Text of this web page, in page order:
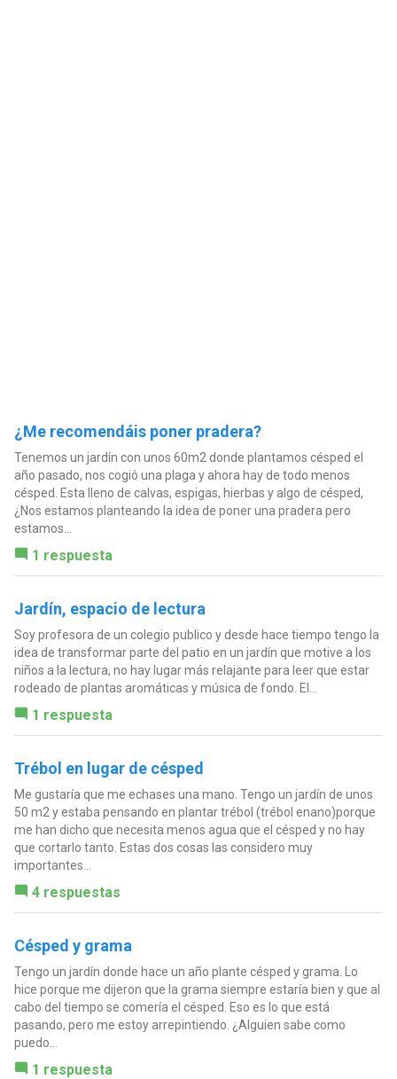
¿Me recomendáis poner pradera?
Tenemos un jardín con unos 60m2 donde plantamos césped el
año pasado, nos cogió una plaga y ahora hay de todo menos
césped. Esta lleno de calvas, espigas, hierbas y algo de césped,
¿Nos estamos planteando la idea de poner una pradera pero
estamos...
1 respuesta
Jardín, espacio de lectura
Soy profesora de un colegio publico y desde hace tiempo tengo la
idea de transformar parte del patio en un jardín que motive a los
niños a la lectura, no hay lugar más relajante para leer que estar
rodeado de plantas aromáticas y música de fondo. El...
1 respuesta
Trébol en lugar de césped
Me gustaría que me echases una mano. Tengo un jardín de unos
50 m2 y estaba pensando en plantar trébol (trébol enano)porque
me han dicho que necesita menos agua que el césped y no hay
que cortarlo tanto. Estas dos cosas las considero muy
importantes...
4 respuestas
Césped y grama
Tengo un jardín donde hace un año plante césped y grama. Lo
hice porque me dijeron que la grama siempre estaría bien y que al
cabo del tiempo se comería el césped. Eso es lo que está
pasando, pero me estoy arrepintiendo. ¿Alguien sabe como
puedo...
1 respuesta